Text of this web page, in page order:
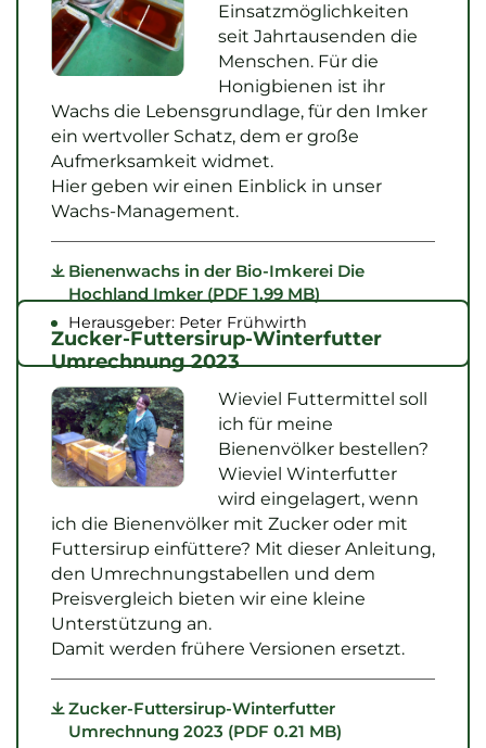
Einsatzmöglichkeiten
seit Jahrtausenden die
Menschen. Für die
Honigbienen ist ihr
Wachs die Lebensgrundlage, für den Imker
ein wertvoller Schatz, dem er große
Aufmerksamkeit widmet.
Hier geben wir einen Einblick in unser
Wachs-Management.
Bienenwachs in der Bio-Imkerei Die
Hochland Imker (PDF 1.99 MB)
Herausgeber: Peter Frühwirth
Zucker-Futtersirup-Winterfutter
Umrechnung 2023
Wieviel Futtermittel soll
ich für meine
Bienenvölker bestellen?
Wieviel Winterfutter
wird eingelagert, wenn
ich die Bienenvölker mit Zucker oder mit
Futtersirup einfüttere? Mit dieser Anleitung,
den Umrechnungstabellen und dem
Preisvergleich bieten wir eine kleine
Unterstützung an.
Damit werden frühere Versionen ersetzt.
Zucker-Futtersirup-Winterfutter
Umrechnung 2023 (PDF 0.21 MB)